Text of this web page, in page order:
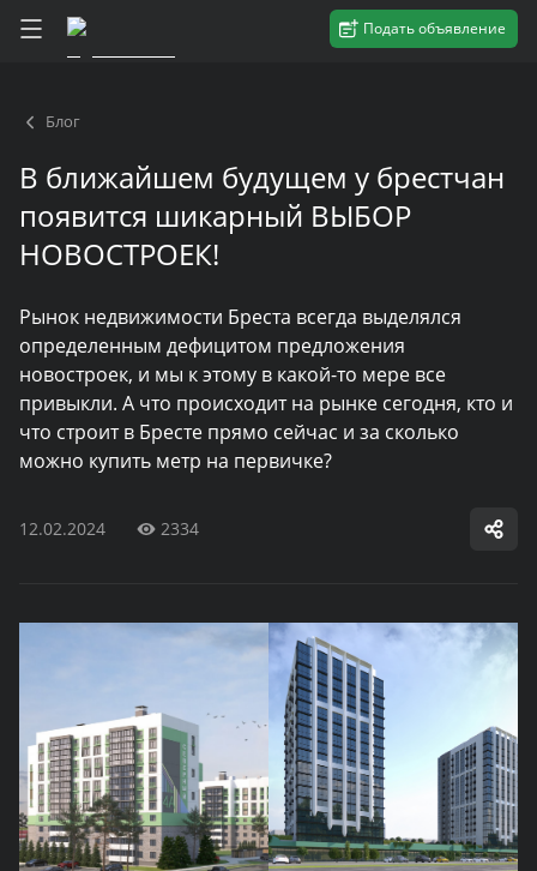
Подать объявление
Блог
В ближайшем будущем у брестчан
появится шикарный ВЫБОР
НОВОСТРОЕК!
Рынок недвижимости Бреста всегда выделялся
определенным дефицитом предложения
новостроек, и мы к этому в какой-то мере все
привыкли. А что происходит на рынке сегодня, кто и
что строит в Бресте прямо сейчас и за сколько
можно купить метр на первичке?
12.02.2024 2334